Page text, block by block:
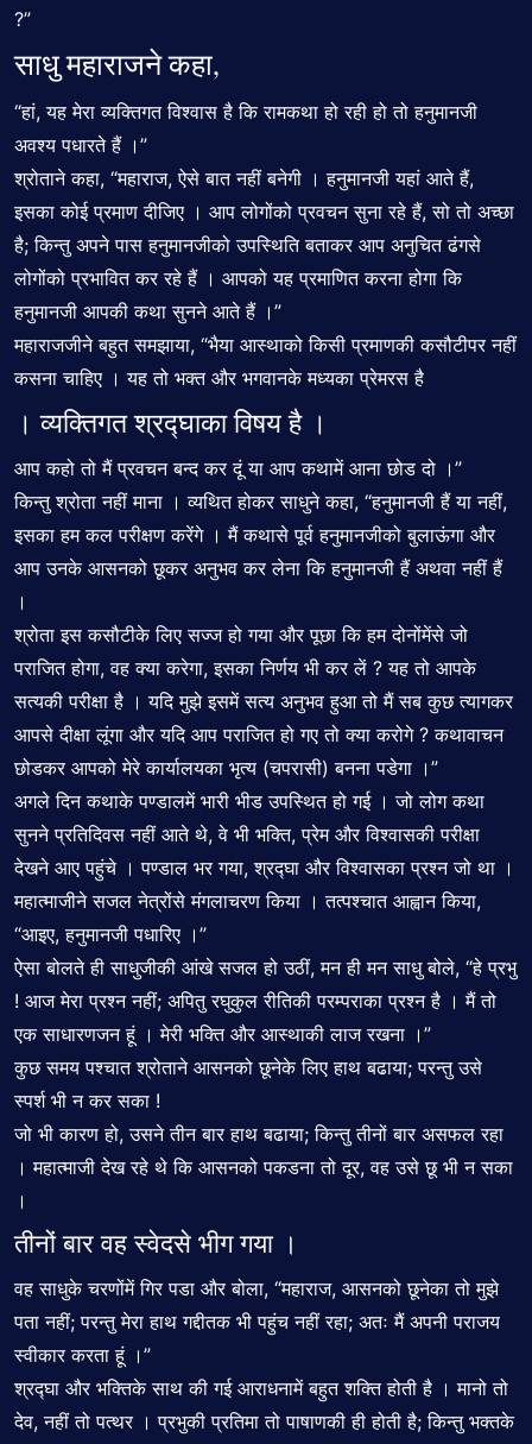
?”
साधु महाराजने कहा,
“हां, यह मेरा व्यक्तिगत विश्वास है कि रामकथा हो रही हो तो हनुमानजी
अवश्य पधारते हैं ।”
श्रोताने कहा, “महाराज, ऐसे बात नहीं बनेगी । हनुमानजी यहां आते हैं,
इसका कोई प्रमाण दीजिए । आप लोगोंको प्रवचन सुना रहे हैं, सो तो अच्छा
है; किन्तु अपने पास हनुमानजीको उपस्थिति बताकर आप अनुचित ढंगसे
लोगोंको प्रभावित कर रहे हैं । आपको यह प्रमाणित करना होगा कि
हनुमानजी आपकी कथा सुनने आते हैं ।”
महाराजजीने बहुत समझाया, “भैया आस्थाको किसी प्रमाणकी कसौटीपर नहीं
कसना चाहिए । यह तो भक्त और भगवानके मध्यका प्रेमरस है
। व्यक्तिगत श्रद्घाका विषय है ।
आप कहो तो मैं प्रवचन बन्द कर दूं या आप कथामें आना छोड दो ।”
किन्तु श्रोता नहीं माना । व्यथित होकर साधुने कहा, “हनुमानजी हैं या नहीं,
इसका हम कल परीक्षण करेंगे । मैं कथासे पूर्व हनुमानजीको बुलाऊंगा और
आप उनके आसनको छूकर अनुभव कर लेना कि हनुमानजी हैं अथवा नहीं हैं
।
श्रोता इस कसौटीके लिए सज्ज हो गया और पूछा कि हम दोनोंमेंसे जो
पराजित होगा, वह क्या करेगा, इसका निर्णय भी कर लें ? यह तो आपके
सत्यकी परीक्षा है । यदि मुझे इसमें सत्य अनुभव हुआ तो मैं सब कुछ त्यागकर
आपसे दीक्षा लूंगा और यदि आप पराजित हो गए तो क्या करोगे ? कथावाचन
छोडकर आपको मेरे कार्यालयका भृत्य (चपरासी) बनना पडेगा ।”
अगले दिन कथाके पण्डालमें भारी भीड उपस्थित हो गई । जो लोग कथा
सुनने प्रतिदिवस नहीं आते थे, वे भी भक्ति, प्रेम और विश्वासकी परीक्षा
देखने आए पहुंचे । पण्डाल भर गया, श्रद्घा और विश्वासका प्रश्न जो था ।
महात्माजीने सजल नेत्रोंसे मंगलाचरण किया । तत्पश्चात आह्वान किया,
“आइए, हनुमानजी पधारिए ।”
ऐसा बोलते ही साधुजीकी आंखे सजल हो उठीं, मन ही मन साधु बोले, “हे प्रभु
! आज मेरा प्रश्न नहीं; अपितु रघुकुल रीतिकी परम्पराका प्रश्न है । मैं तो
एक साधारणजन हूं । मेरी भक्ति और आस्थाकी लाज रखना ।”
कुछ समय पश्चात श्रोताने आसनको छूनेके लिए हाथ बढाया; परन्तु उसे
स्पर्श भी न कर सका !
जो भी कारण हो, उसने तीन बार हाथ बढाया; किन्तु तीनों बार असफल रहा
। महात्माजी देख रहे थे कि आसनको पकडना तो दूर, वह उसे छू भी न सका
।
तीनों बार वह स्वेदसे भीग गया ।
वह साधुके चरणोंमें गिर पडा और बोला, “महाराज, आसनको छूनेका तो मुझे
पता नहीं; परन्तु मेरा हाथ गद्दीतक भी पहुंच नहीं रहा; अतः मैं अपनी पराजय
स्वीकार करता हूं ।”
श्रद्घा और भक्तिके साथ की गई आराधनामें बहुत शक्ति होती है । मानो तो
देव, नहीं तो पत्थर । प्रभुकी प्रतिमा तो पाषाणकी ही होती है; किन्तु भक्तके